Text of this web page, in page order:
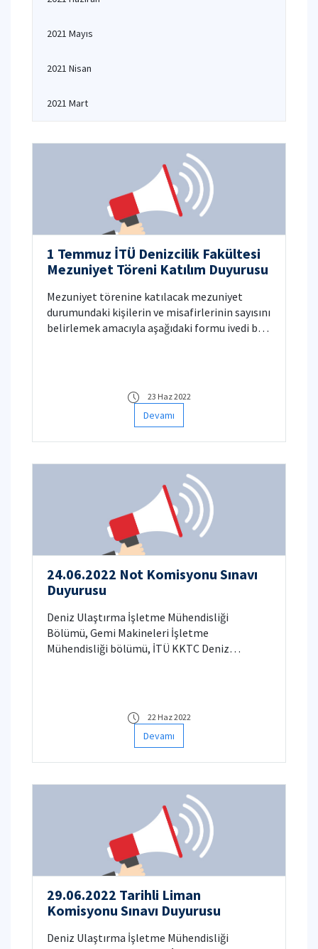
2021 Mayıs
2021 Nisan
2021 Mart
1 Temmuz İTÜ Denizcilik Fakültesi
Mezuniyet Töreni Katılım Duyurusu
Mezuniyet törenine katılacak mezuniyet
durumundaki kişilerin ve misafirlerinin sayısını
belirlemek amacıyla aşağıdaki formu ivedi bir
23 Haz 2022
Devamı
24.06.2022 Not Komisyonu Sınavı
Duyurusu
Deniz Ulaştırma İşletme Mühendisliği
Bölümü, Gemi Makineleri İşletme
Mühendisliği bölümü, İTÜ KKTC Deniz
24.06.2022 Cuma günü yapılacaktır.
22 Haz 2022
Devamı
29.06.2022 Tarihli Liman
Komisyonu Sınavı Duyurusu
Deniz Ulaştırma İşletme Mühendisliği